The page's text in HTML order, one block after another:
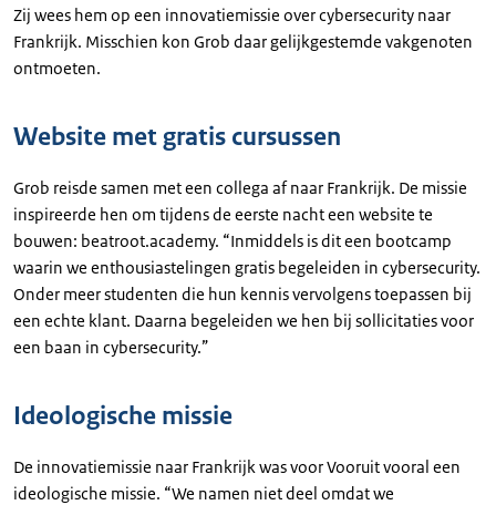
Zij wees hem op een innovatiemissie over cybersecurity naar
Frankrijk. Misschien kon Grob daar gelijkgestemde vakgenoten
ontmoeten.
Website met gratis cursussen
Grob reisde samen met een collega af naar Frankrijk. De missie
inspireerde hen om tijdens de eerste nacht een website te
bouwen: beatroot.academy. “Inmiddels is dit een bootcamp
waarin we enthousiastelingen gratis begeleiden in cybersecurity.
Onder meer studenten die hun kennis vervolgens toepassen bij
een echte klant. Daarna begeleiden we hen bij sollicitaties voor
een baan in cybersecurity.”
Ideologische missie
De innovatiemissie naar Frankrijk was voor Vooruit vooral een
ideologische missie. “We namen niet deel omdat we